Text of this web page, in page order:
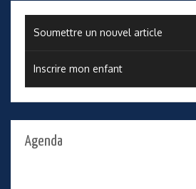
Soumettre un nouvel article
Inscrire mon enfant
Agenda